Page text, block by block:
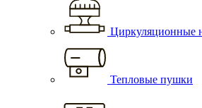
Циркуляционные
Тепловые пушки